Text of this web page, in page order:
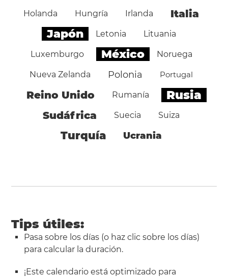
Holanda Hungría Irlanda Italia
Japón Letonia Lituania
Luxemburgo México Noruega
Nueva Zelanda Polonia Portugal
Reino Unido Rumanía Rusia
Sudáfrica Suecia Suiza
Turquía Ucrania
Tips útiles:
Pasa sobre los días (o haz clic sobre los días)
para calcular la duración.
¡Este calendario está optimizado para